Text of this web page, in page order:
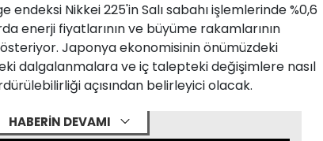
Nikkei 225'in Salı sabahı işlemlerinde %0,6
enerji fiyatlarının ve büyüme rakamlarının
Japonya ekonomisinin önümüzdeki
dalgalanmalara ve iç talepteki değişimlere nasıl
açısından belirleyici olacak.
HABERİN DEVAMI